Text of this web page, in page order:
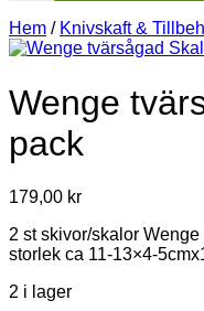
Hem / Knivskaft &
Wenge
pack
179,00 kr
2 st skivor/skalor
storlek ca 11-13×4-
2 i lager